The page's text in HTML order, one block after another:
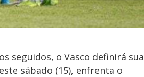
seguidos, o Vasco definirá sua
sábado (15), enfrenta o